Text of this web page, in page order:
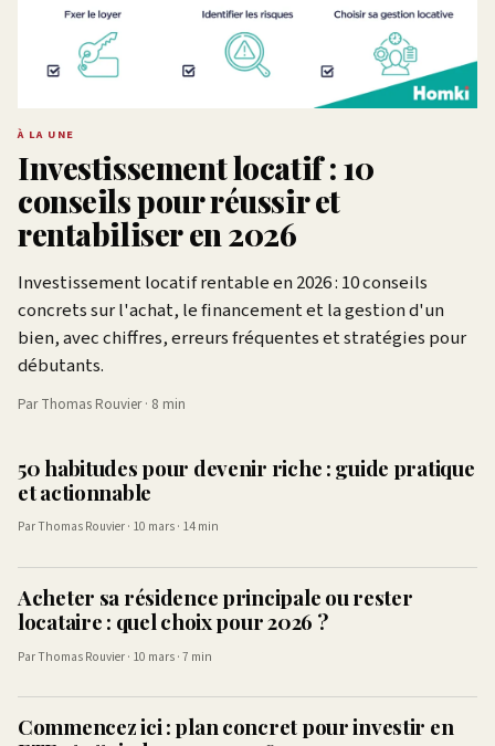
À LA UNE
Investissement locatif : 10
conseils pour réussir et
rentabiliser en 2026
Investissement locatif rentable en 2026 : 10 conseils
concrets sur l'achat, le financement et la gestion d'un
bien, avec chiffres, erreurs fréquentes et stratégies pour
débutants.
Par Thomas Rouvier · 8 min
50 habitudes pour devenir riche : guide pratique
et actionnable
Par Thomas Rouvier · 10 mars · 14 min
Acheter sa résidence principale ou rester
locataire : quel choix pour 2026 ?
Par Thomas Rouvier · 10 mars · 7 min
Commencez ici : plan concret pour investir en